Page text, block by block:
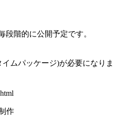
段階的に公開予定です。
ムパッケージ)が必要になりま
作